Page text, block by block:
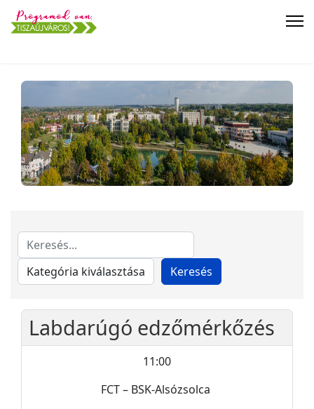
Labdarúgó edzőmérkőzés
11:00
FCT – BSK-Alsózsolca